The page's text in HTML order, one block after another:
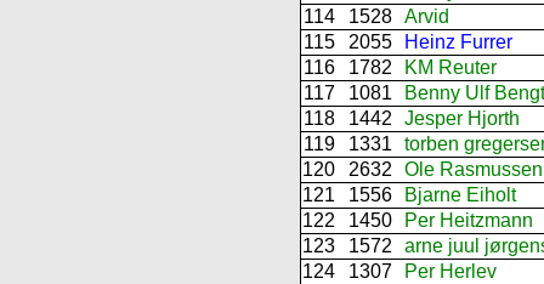
114
1528 Arvid
115
2055
Heinz Furrer
116
1782
KM Reuter
117
1081
Benny Ulf
118
1442
Jesper Hjorth
119
1331
torben
120
2632
Ole Rasmussen
121
1556
Bjarne Eiholt
122
1450
Per Heitzmann
123
1572
arne juul
124
1307 Per Herlev